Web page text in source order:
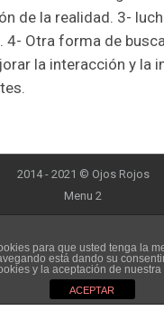
de la realidad. 3-
4- Otra forma de
la interacción y la
2014 - 2021 © Ojos Rojos
Menu 2
para que usted tenga la
está dando su
y la aceptación de nuestra
ACEPTAR